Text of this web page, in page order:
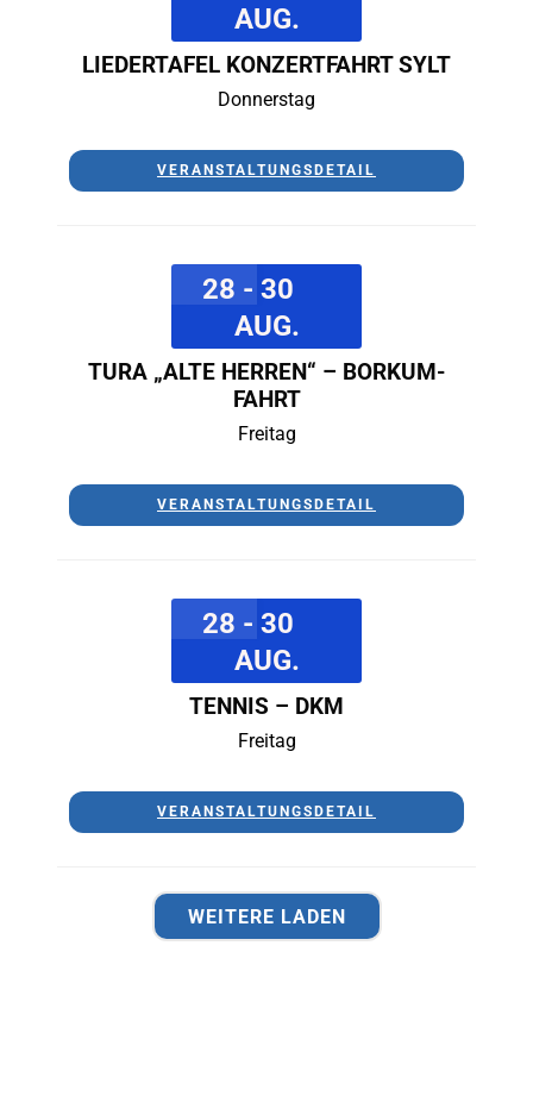
AUG.
LIEDERTAFEL KONZERTFAHRT SYLT
Donnerstag
VERANSTALTUNGSDETAIL
28 - 30
AUG.
TURA „ALTE HERREN“ – BORKUM-
FAHRT
Freitag
VERANSTALTUNGSDETAIL
28 - 30
AUG.
TENNIS – DKM
Freitag
VERANSTALTUNGSDETAIL
WEITERE LADEN